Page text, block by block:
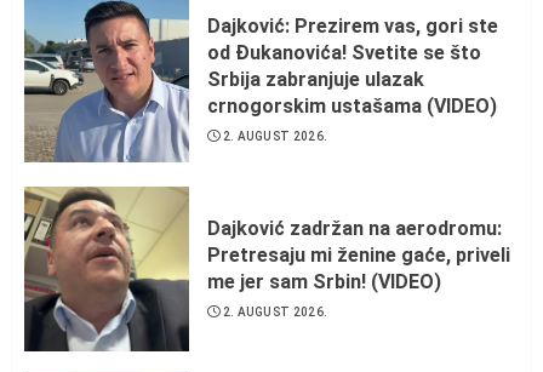
Dajković: Prezirem vas, gori ste
od Đukanovića! Svetite se što
Srbija zabranjuje ulazak
crnogorskim ustašama (VIDEO)
2. AUGUST 2026.
Dajković zadržan na aerodromu:
Pretresaju mi ženine gaće, priveli
me jer sam Srbin! (VIDEO)
2. AUGUST 2026.